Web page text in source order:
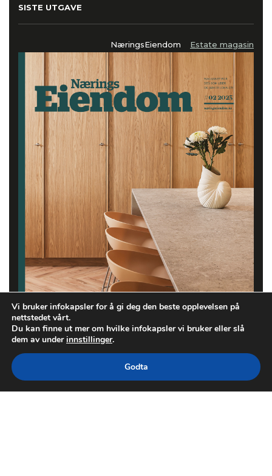
SISTE UTGAVE
NæringsEiendom Estate magasin
Vi bruker infokapsler for å gi deg den beste opplevelsen på
nettstedet vårt.
Du kan finne ut mer om hvilke infokapsler vi bruker eller slå
dem av underinnstillinger.
Godta